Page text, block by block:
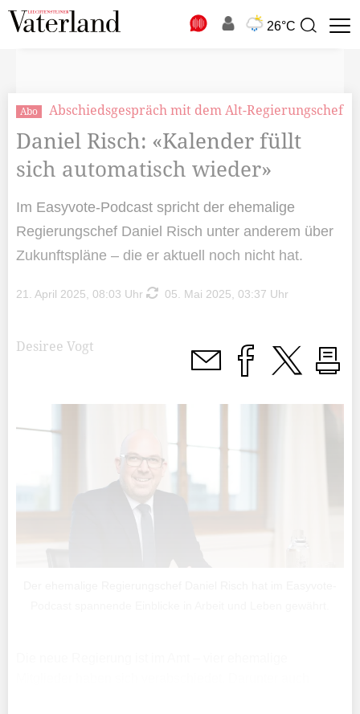
26°C
Suchbegriff
Abo Abschiedsgespräch mit dem Alt-Regierungschef
Daniel Risch: «Kalender füllt
sich automatisch wieder»
Im Easyvote-Podcast spricht der ehemalige
Regierungschef Daniel Risch unter anderem über
Zukunftspläne – die er aktuell noch nicht hat.
21. April 2025, 08:03 Uhr 05. Mai 2025, 03:37 Uhr
Desiree Vogt